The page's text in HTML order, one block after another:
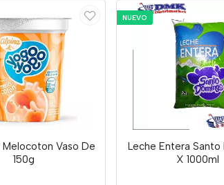
Vaso De
150g
NUEVO
Leche Entera
X 1000ml